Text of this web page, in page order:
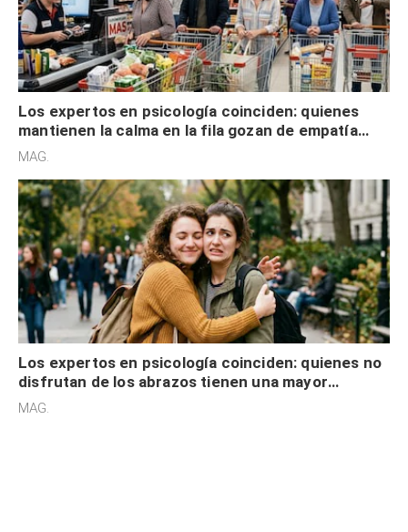
Los expertos en psicología coinciden: quienes
mantienen la calma en la fila gozan de empatía
cognitiva, gratitud y no solo tienen autocontrol
MAG.
Los expertos en psicología coinciden: quienes no
disfrutan de los abrazos tienen una mayor
sensibilidad a los estímulos físicos y no es por
MAG.